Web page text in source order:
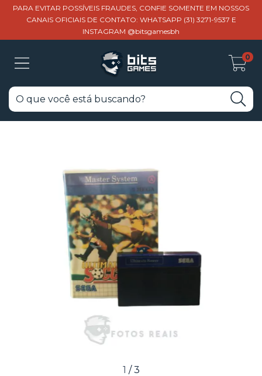
PARA EVITAR POSSÍVEIS FRAUDES, CONFIE SOMENTE EM NOSSOS
CANAIS OFICIAIS DE CONTATO: WHATSAPP (31) 3271-9537 E
INSTAGRAM @bitsgamesbh
0
1 /3